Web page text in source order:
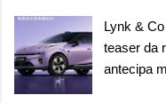
equipado
capaz de
separou
esportivo
de 2026,
julho e
Lynk &
teaser da
antecipa